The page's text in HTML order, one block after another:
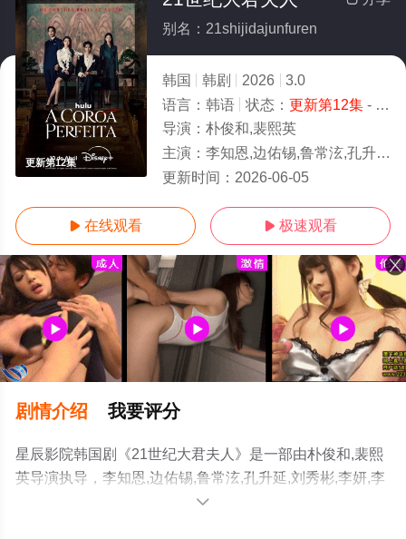
更新第12集
别名：21shijidajunfuren
韩国 韩剧 2026
3.0
语言： 韩语 状态： 更新第12集- 免费在线观看
导演： 朴俊和,裴熙英
主演： 李知恩,边佑锡,鲁常泫,孔升延,刘秀彬,李妍,李才元,蔡书安,朴俊勉
更新时间： 2026-06-05
 在线观看  极速观看
剧情介绍 我要评分
星辰影院韩国剧《21世纪大君夫人》是一部由朴俊和,裴熙
英导演执导，李知恩,边佑锡,鲁常泫,孔升延,刘秀彬,李妍,李
才元,蔡书安,朴俊勉等演员精彩演绎的韩国电视剧，手机免
